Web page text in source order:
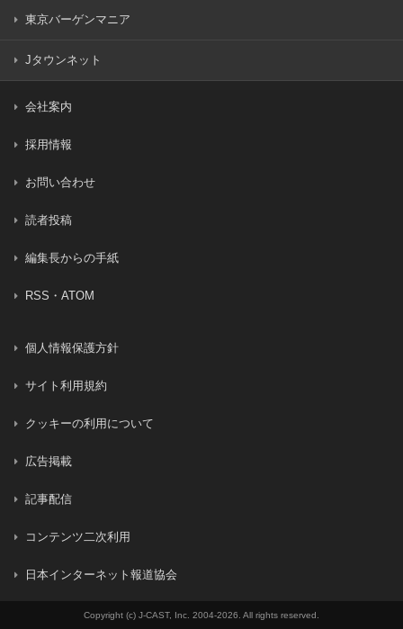
一般財団法人日本情報経済社会推進協会 プライバシーマーク
電話番号：03-5860-7565
フリーダイヤル：0120-700-779
（当社に関する問合せ先ではございません。）
皆様が本サイトに個人情報を提供されることは任意ですが、
一部または全部のサービスがご利用いただけない場合があり
本サイトでは、クッキーを利用しておりますが個人が特定さ
東京バーゲンマニア
Jタウンネット
会社案内
採用情報
お問い合わせ
読者投稿
編集長からの手紙
RSS・ATOM
個人情報保護方針
サイト利用規約
クッキーの利用について
広告掲載
記事配信
コンテンツ二次利用
日本インターネット報道協会
Copyright (c) J-CAST, Inc. 2004-2026. All rights reserved.